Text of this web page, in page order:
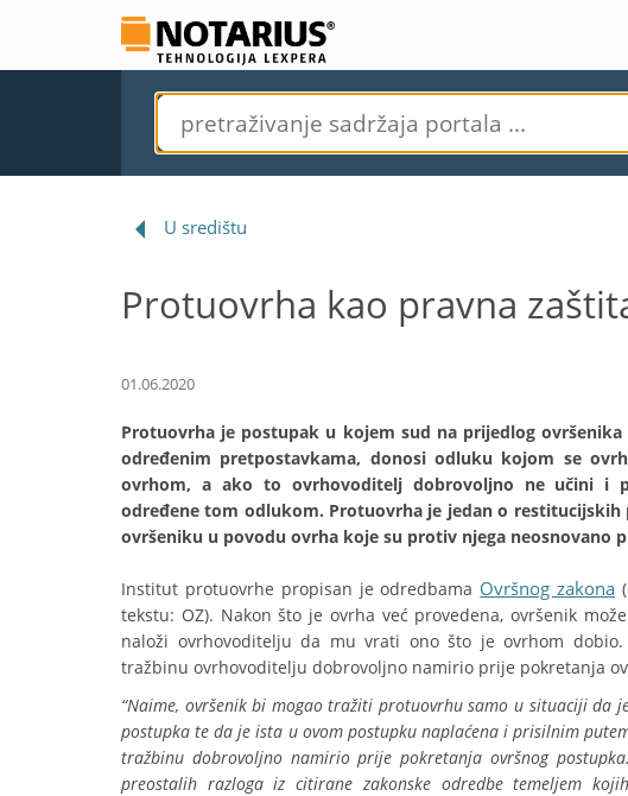
U središtu
Protuovrha kao pravna
01.06.2020
Protuovrha je postupak u kojem sud na prijedlog
određenim pretpostavkama, donosi odluku kojom se
ovrhom, a ako to ovrhovoditelj dobrovoljno ne učini i
određene tom odlukom. Protuovrha je jedan o
ovršeniku u povodu ovrha koje su protiv njega neosnovano
Institut protuovrhe propisan je odredbama Ovršnog zakona
tekstu: OZ). Nakon što je ovrha već provedena, ovršenik
naloži ovrhovoditelju da mu vrati ono što je ovrhom
tražbinu ovrhovoditelju dobrovoljno namirio prije pokretanja
“Naime, ovršenik bi mogao tražiti protuovrhu samo u situaciji da
postupka te da je ista u ovom postupku naplaćena i prisilnim
tražbinu dobrovoljno namirio prije pokretanja ovršnog
preostalih razloga iz citirane zakonske odredbe temeljem